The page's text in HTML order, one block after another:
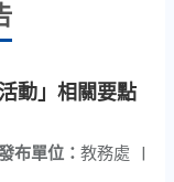
動」相關要點
布單位： 教務處 |